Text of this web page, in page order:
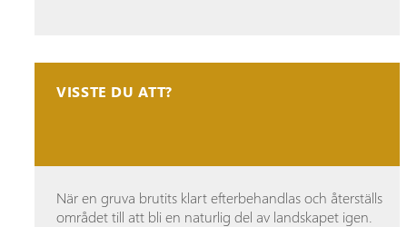
VISSTE DU ATT?
När en gruva brutits klart efterbehandlas och återställs
området till att bli en naturlig del av landskapet igen.